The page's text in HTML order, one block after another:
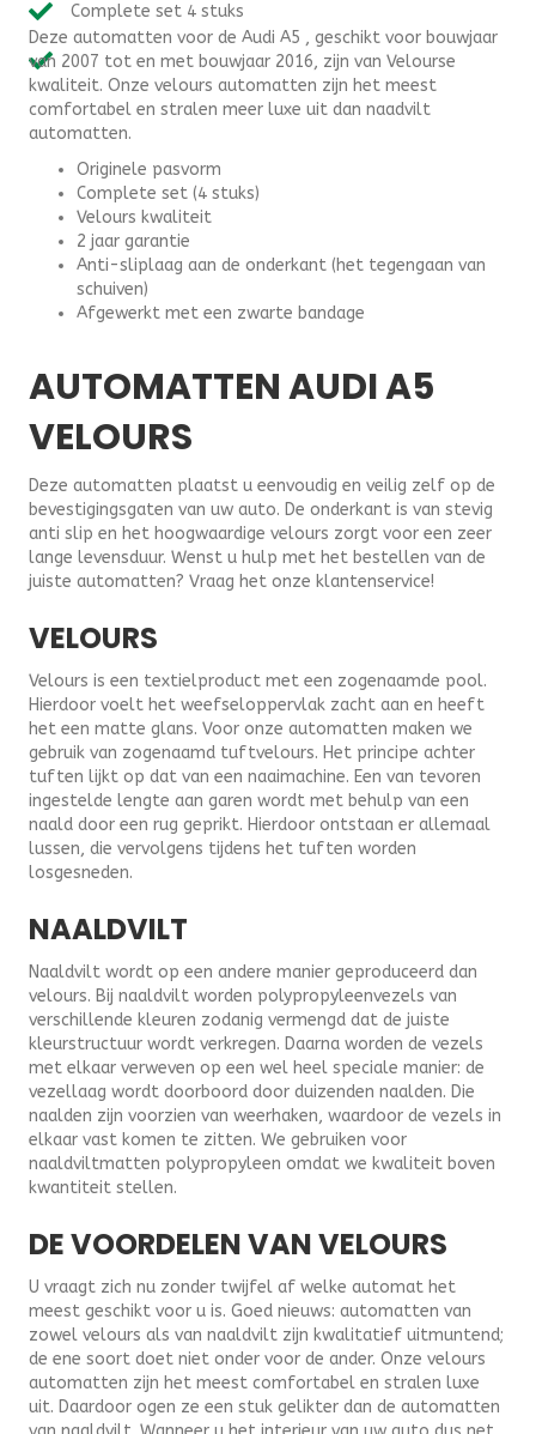
2016)
-
Velours
aantal
Complete set 4 stuks
Deze automatten voor de Audi A5 , geschikt voor bouwjaar
van 2007 tot en met bouwjaar 2016, zijn van Velourse
kwaliteit. Onze velours automatten zijn het meest
comfortabel en stralen meer luxe uit dan naadvilt
automatten.
Originele pasvorm
Complete set (4 stuks)
Velours kwaliteit
2 jaar garantie
Anti-sliplaag aan de onderkant (het tegengaan van
schuiven)
Afgewerkt met een zwarte bandage
AUTOMATTEN AUDI A5
VELOURS
Deze automatten plaatst u eenvoudig en veilig zelf op de
bevestigingsgaten van uw auto. De onderkant is van stevig
anti slip en het hoogwaardige velours zorgt voor een zeer
lange levensduur. Wenst u hulp met het bestellen van de
juiste automatten? Vraag het onze klantenservice!
VELOURS
Velours is een textielproduct met een zogenaamde pool.
Hierdoor voelt het weefseloppervlak zacht aan en heeft
het een matte glans. Voor onze automatten maken we
gebruik van zogenaamd tuftvelours. Het principe achter
tuften lijkt op dat van een naaimachine. Een van tevoren
ingestelde lengte aan garen wordt met behulp van een
naald door een rug geprikt. Hierdoor ontstaan er allemaal
lussen, die vervolgens tijdens het tuften worden
losgesneden.
NAALDVILT
Naaldvilt wordt op een andere manier geproduceerd dan
velours. Bij naaldvilt worden polypropyleenvezels van
verschillende kleuren zodanig vermengd dat de juiste
kleurstructuur wordt verkregen. Daarna worden de vezels
met elkaar verweven op een wel heel speciale manier: de
vezellaag wordt doorboord door duizenden naalden. Die
naalden zijn voorzien van weerhaken, waardoor de vezels in
elkaar vast komen te zitten. We gebruiken voor
naaldviltmatten polypropyleen omdat we kwaliteit boven
kwantiteit stellen.
DE VOORDELEN VAN VELOURS
U vraagt zich nu zonder twijfel af welke automat het
meest geschikt voor u is. Goed nieuws: automatten van
zowel velours als van naaldvilt zijn kwalitatief uitmuntend;
de ene soort doet niet onder voor de ander. Onze velours
automatten zijn het meest comfortabel en stralen luxe
uit. Daardoor ogen ze een stuk gelikter dan de automatten